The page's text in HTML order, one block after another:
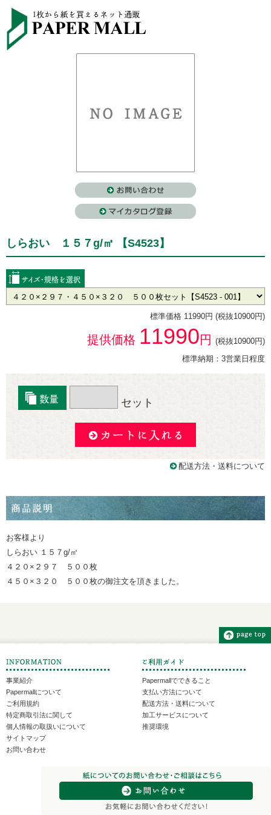
しらおい １５７g/㎡ 【S4523】
標準価格 11990円 (税抜10900円)
提供価格 11990円 (税抜10900円)
標準納期：3営業日程度
セット
配送方法・送料について
お客様より
しらおい １５７g/㎡
４２０×２９７ ５００枚
４５０×３２０ ５００枚の御注文を頂きました。
事業紹介
Papermallについて
ご利用規約
特定商取引法に関して
個人情報の取扱いについて
サイトマップ
お問い合わせ
Papermallでできること
支払い方法について
配送方法・送料について
加工サービスについて
推奨環境